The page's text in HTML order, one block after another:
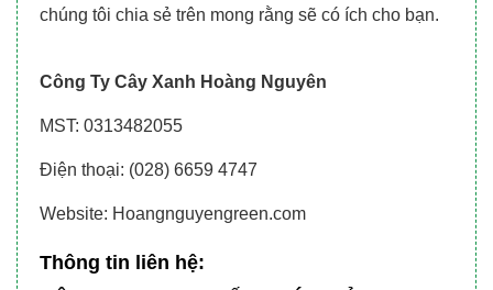
chúng tôi chia sẻ trên mong rằng sẽ có ích cho bạn.
Công Ty Cây Xanh Hoàng Nguyên
MST: 0313482055
Điện thoại: (028) 6659 4747
Website: Hoangnguyengreen.com
Thông tin liên hệ: